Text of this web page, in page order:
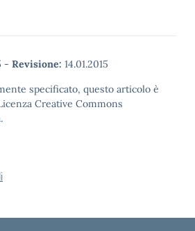
- Revisione: 14.01.2015
specificato, questo articolo è
Creative Commons